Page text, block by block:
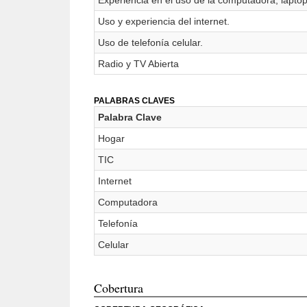
Uso y experiencia del internet.
Uso de telefonía celular.
Radio y TV Abierta
PALABRAS CLAVES
Palabra Clave
Hogar
TIC
Internet
Computadora
Telefonía
Celular
Cobertura